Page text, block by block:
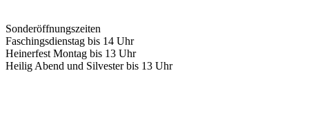
Sonderöffnungszeiten
Faschingsdienstag bis 14 Uhr
Heinerfest Montag bis 13 Uhr
Heilig Abend und Silvester bis 13 Uhr